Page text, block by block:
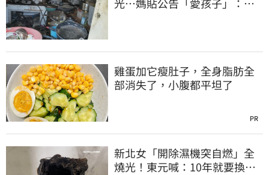
雞蛋加它瘦肚子，全身脂肪全
部消失了，小腹都平坦了
PR
新北女「開除濕機突自燃」全
燒光！東元喊：10年就要換